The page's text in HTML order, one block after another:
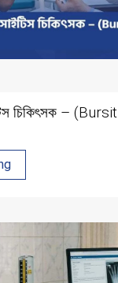
চিকিৎসক –